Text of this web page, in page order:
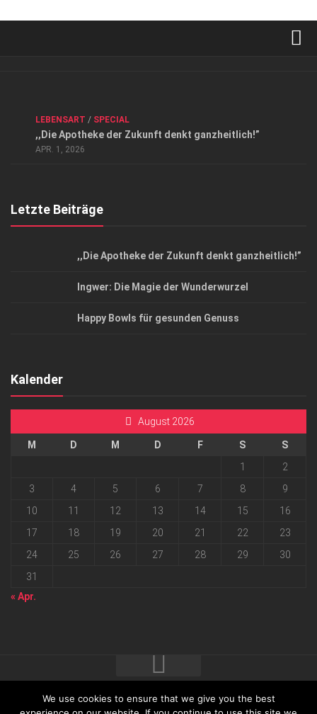
Datenschutzerklärung
Top Magazin Dresden / Ostsachsen
LEBENSART / SPECIAL
,,Die Apotheke der Zukunft denkt ganzheitlich!”
APR. 1, 2026
Letzte Beiträge
,,Die Apotheke der Zukunft denkt ganzheitlich!”
Ingwer: Die Magie der Wunderwurzel
Happy Bowls für gesunden Genuss
Kalender
August 2026
M D M D F S
S
1
2
3
4 5 6 7 8
9
10
11 12 13 14 15
16
17
18 19 20 21 22
23
24
25 26 27 28 29
30
31
« Apr.
We use cookies to ensure that we give you the best